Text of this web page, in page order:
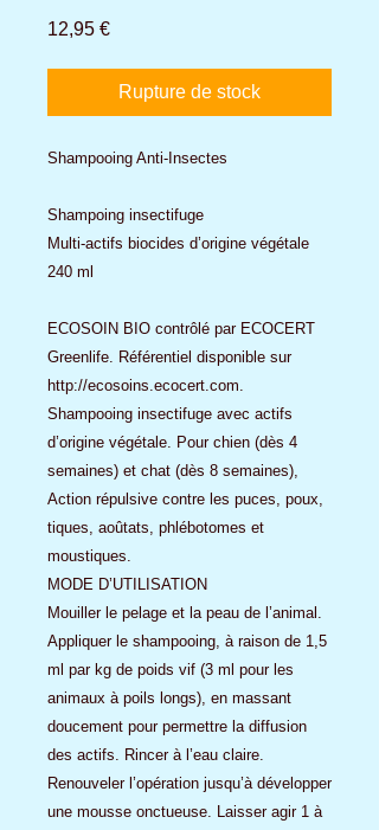
12,95 €Prix
Rupture de stock
Shampooing Anti-Insectes
Shampoing insectifuge
Multi-actifs biocides d’origine végétale
240 ml
ECOSOIN BIO contrôlé par ECOCERT
Greenlife. Référentiel disponible sur
http://ecosoins.ecocert.com.
Shampooing insectifuge avec actifs
d’origine végétale. Pour chien (dès 4
semaines) et chat (dès 8 semaines),
Action répulsive contre les puces, poux,
tiques, aoûtats, phlébotomes et
moustiques.
MODE D’UTILISATION
Mouiller le pelage et la peau de l’animal.
Appliquer le shampooing, à raison de 1,5
ml par kg de poids vif (3 ml pour les
animaux à poils longs), en massant
doucement pour permettre la diffusion
des actifs. Rincer à l’eau claire.
Renouveler l’opération jusqu’à développer
une mousse onctueuse. Laisser agir 1 à